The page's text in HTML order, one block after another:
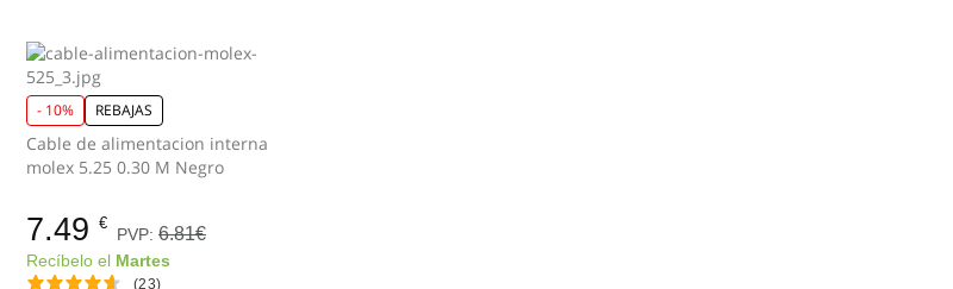
- 10% REBAJAS
Cable de alimentacion interna
molex 5.25 0.30 M Negro
7.49 €
PVP: 6.81€
Recíbelo el Martes
(23)